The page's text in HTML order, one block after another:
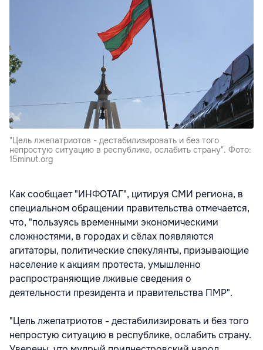
"Цель лжепатриотов - дестабилизировать и без того
непростую ситуацию в республике, ослабить страну". Фото:
15minut.org
Как сообщает "ИНФОТАГ", цитируя СМИ региона, в
специальном обращении правительства отмечается,
что, "пользуясь временными экономическими
сложностями, в городах и сёлах появляются
агитаторы, политические спекулянты, призывающие
население к акциям протеста, умышленно
распространяющие лживые сведения о
деятельности президента и правительства ПМР".
"Цель лжепатриотов - дестабилизировать и без того
непростую ситуацию в республике, ослабить страну.